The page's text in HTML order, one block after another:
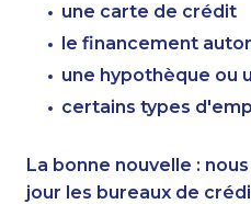
une carte de crédit
le financement
une hypothèque ou
certains types
La bonne nouvelle :
jour les bureaux de